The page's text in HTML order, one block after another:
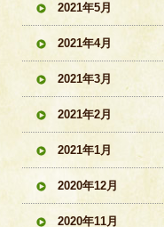
2021年5月
2021年4月
2021年3月
2021年2月
2021年1月
2020年12月
2020年11月